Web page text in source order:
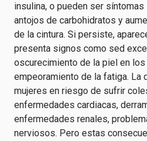
insulina, o pueden ser
antojos de carbohidratos y
de la cintura. Si persiste,
presenta signos como sed
oscurecimiento de la piel en
empeoramiento de la fatiga. La
mujeres en riesgo de sufrir
enfermedades cardiacas,
enfermedades renales,
nerviosos. Pero estas